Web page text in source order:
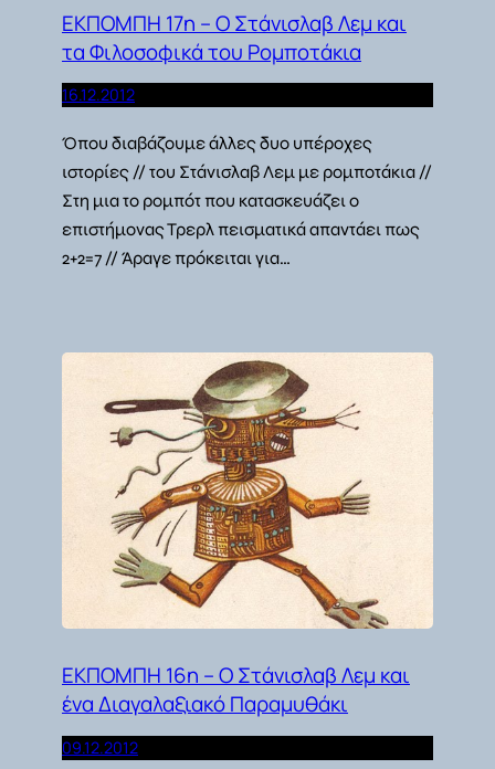
ΕΚΠΟΜΠΗ 17η – Ο Στάνισλαβ Λεμ και
τα Φιλοσοφικά του Ρομποτάκια
16.12.2012
Όπου διαβάζουμε άλλες δυο υπέροχες
ιστορίες // του Στάνισλαβ Λεμ με ρομποτάκια //
Στη μια το ρομπότ που κατασκευάζει ο
επιστήμονας Τρερλ πεισματικά απαντάει πως
2+2=7 // Άραγε πρόκειται για…
ΕΚΠΟΜΠΗ 16η – Ο Στάνισλαβ Λεμ και
ένα Διαγαλαξιακό Παραμυθάκι
09.12.2012